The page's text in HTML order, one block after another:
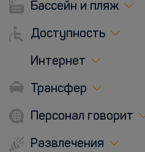
Бассейн и пляж
Доступность
Интернет
Трансфер
Персонал говорит
Развлечения